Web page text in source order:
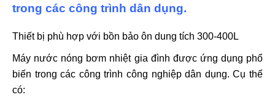
trong các công trình dân dụng.
Thiết bị phù hợp với bồn bảo ôn dung tích 300-400L
Máy nước nóng bơm nhiệt gia đình được ứng dụng phổ
biến trong các công trình công nghiệp dân dụng. Cụ thể
có: